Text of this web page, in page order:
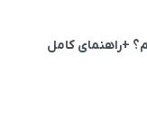
+راهنمای کامل